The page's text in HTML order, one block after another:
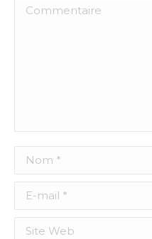
Commentaire
Nom *
E-mail *
Site Web